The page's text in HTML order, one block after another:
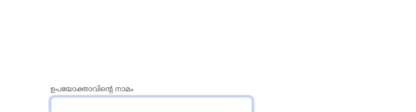
ഉപയോക്താവിന്റെ നാമം